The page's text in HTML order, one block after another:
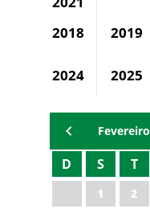
2018
2019
2024 2025
Fevereiro
D S T
1 2